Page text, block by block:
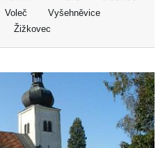
Voleč
Vyšehněvice
Žižkovec